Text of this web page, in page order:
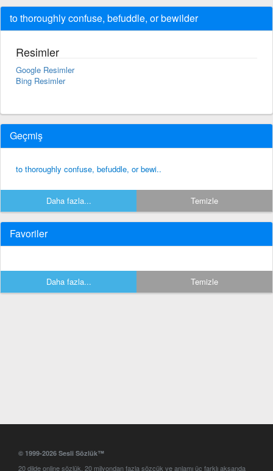
to thoroughly confuse, befuddle, or bewilder
Resimler
Google Resimler
Bing Resimler
Geçmiş
to thoroughly confuse, befuddle, or bewi..
Daha fazla... Temizle
Favoriler
Daha fazla... Temizle
© 1999-2026 Sesli Sözlük™
20 dilde online sözlük. 20 milyondan fazla sözcük ve anlamı üç farklı aksanda